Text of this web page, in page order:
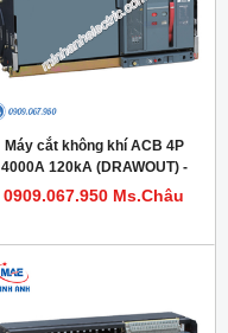
Máy cắt không khí ACB 4P
4000A 120kA (DRAWOUT) -
Model HDW663404DHVV56M
0909.067.950 Ms.Châu